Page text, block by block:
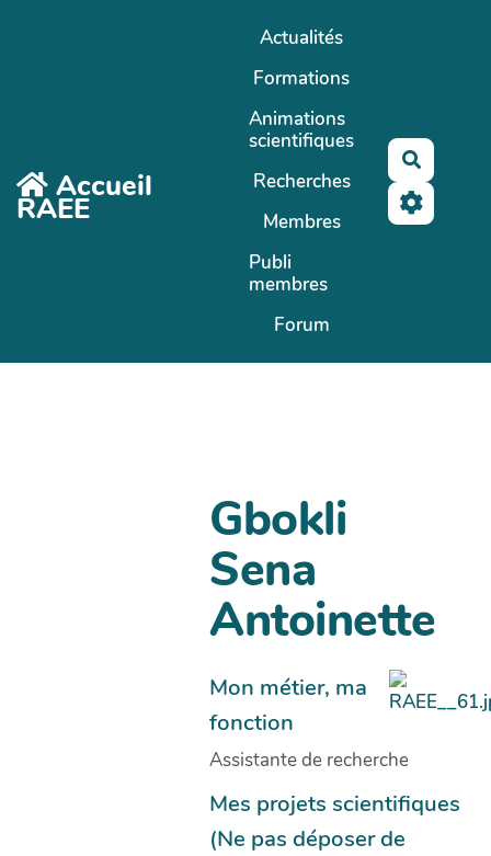
Accueil
RAEE
Actualités
Formations
Animations
scientifiques
Recherches
Membres
Publi
membres
Forum
Gbokli
Sena
Antoinette
Mon métier, ma
fonction
Assistante de recherche
Mes projets scientifiques
(Ne pas déposer de